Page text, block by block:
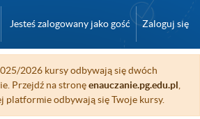
Jesteś zalogowany jako gość Zaloguj się
2026 kursy odbywają się dwóch
Przejdź na stronęenauczanie.pg.edu.pl
platformie odbywają się Twoje kursy.